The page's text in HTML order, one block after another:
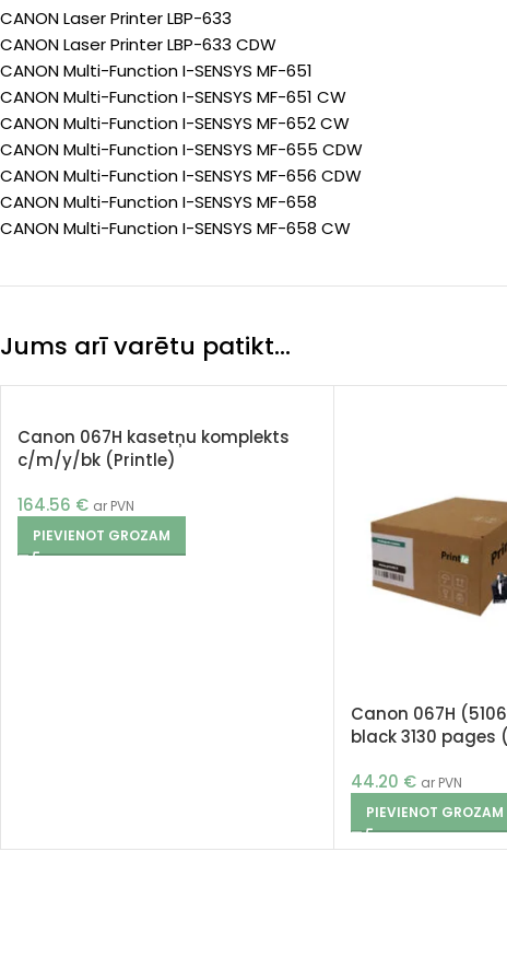
CANON Laser Printer LBP-633
CANON Laser Printer LBP-633 CDW
CANON Multi-Function I-SENSYS MF-651
CANON Multi-Function I-SENSYS MF-651 CW
CANON Multi-Function I-SENSYS MF-652 CW
CANON Multi-Function I-SENSYS MF-655 CDW
CANON Multi-Function I-SENSYS MF-656 CDW
CANON Multi-Function I-SENSYS MF-658
CANON Multi-Function I-SENSYS MF-658 CW
Jums arī varētu patikt…
Canon 067H kasetņu komplekts
c/m/y/bk (Printle)
164.56 € ar PVN
PIEVIENOT GROZAM
Canon 067H
black 3130 pages
44.20 € ar PVN
PIEVIENOT GROZAM